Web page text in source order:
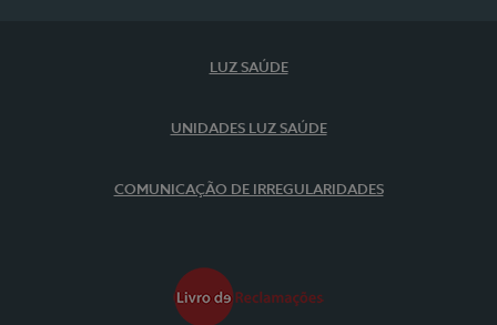
LUZ SAÚDE
UNIDADES LUZ SAÚDE
COMUNICAÇÃO DE IRREGULARIDADES